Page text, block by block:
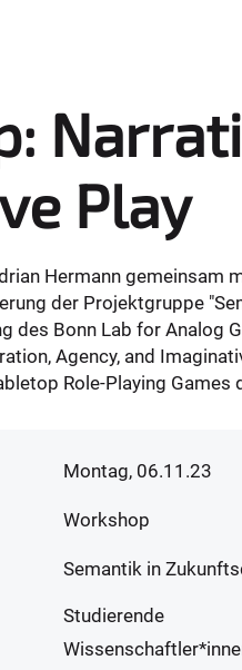
Play
Hermann gemeinsam
der Projektgruppe
des Bonn Lab for Analog
Agency, and
Role-Playing Games
Montag, 06.11.23
Workshop
Semantik in
Studierende